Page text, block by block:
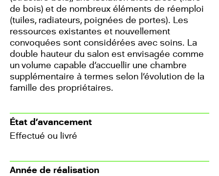
de bois) et de nombreux éléments de réemploi
(tuiles, radiateurs, poignées de portes). Les
ressources existantes et nouvellement
convoquées sont considérées avec soins. La
double hauteur du salon est envisagée comme
un volume capable d'accuellir une chambre
supplémentaire à termes selon l'évolution de la
famille des propriétaires.
État d’avancement
Effectué ou livré
Année de réalisation